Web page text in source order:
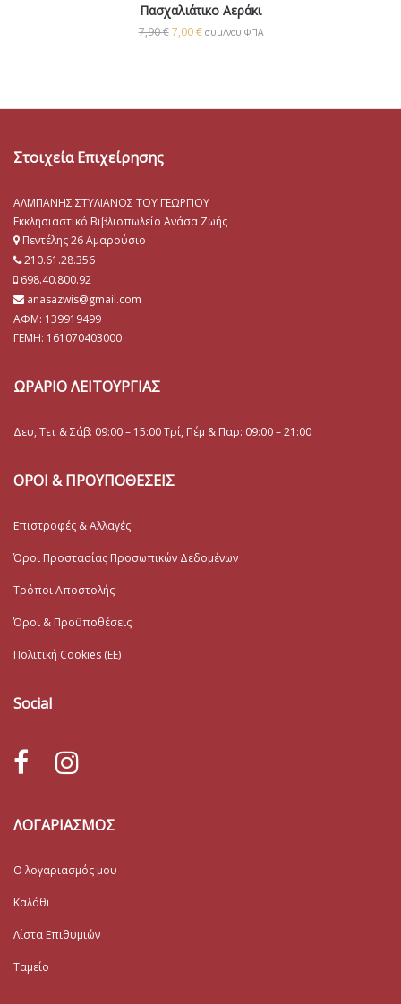
Πασχαλιάτικο Αεράκι
7,90€ 7,00€ συμ/νου ΦΠΑ
Στοιχεία Επιχείρησης
ΑΛΜΠΑΝΗΣ ΣΤΥΛΙΑΝΟΣ ΤΟΥ ΓΕΩΡΓΙΟΥ
Εκκλησιαστικό Βιβλιοπωλείο Ανάσα Ζωής
Πεντέλης 26 Αμαρούσιο
210.61.28.356
698.40.800.92
anasazwis@gmail.com
ΑΦΜ: 139919499
ΓΕΜΗ: 161070403000
ΩΡΑΡΙΟ ΛΕΙΤΟΥΡΓΙΑΣ
Δευ, Τετ & Σάβ: 09:00 – 15:00 Τρί, Πέμ & Παρ: 09:00 – 21:00
ΟΡΟΙ & ΠΡΟΥΠΟΘΕΣΕΙΣ
Επιστροφές & Αλλαγές
Όροι Προστασίας Προσωπικών Δεδομένων
Τρόποι Αποστολής
Όροι & Προϋποθέσεις
Πολιτική Cookies (ΕΕ)
Social
ΛΟΓΑΡΙΑΣΜΟΣ
Ο λογαριασμός μου
Καλάθι
Λίστα Επιθυμιών
Ταμείο